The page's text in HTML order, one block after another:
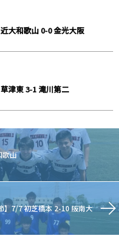
近大和歌山 0-0 金光大阪
草津東 3-1 滝川第二
歌山
】7/7 初芝橋本 2-10 阪南大